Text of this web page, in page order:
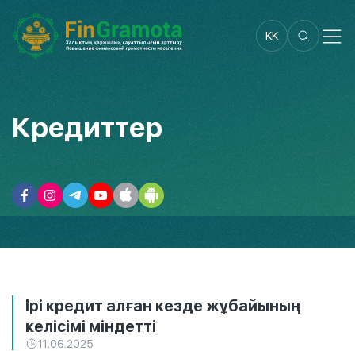
KK
Кредиттер
Ірі кредит алған кезде жұбайының
келісімі міндетті
11.06.2025